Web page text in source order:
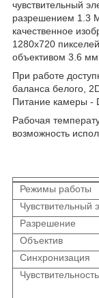
чувствительный
разрешением 1.3
качественное
1280х720
объективом 3.6
При работе
баланса белого,
Питание камеры -
Рабочая
возможность
Режимы работы
Чувствительный
Разрешение
Объектив
Синхронизация
Чувствительность